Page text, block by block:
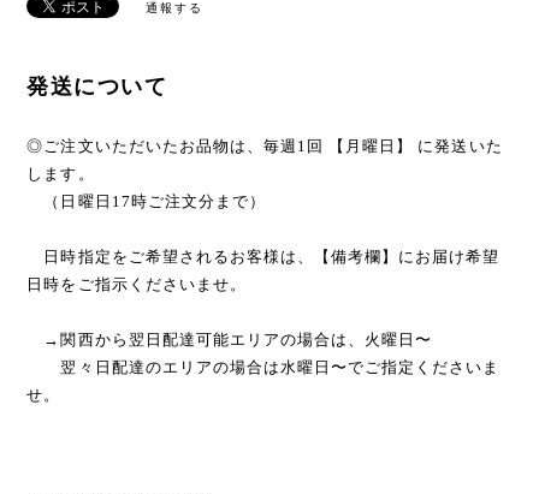
通報する
発送について
◎ご注文いただいたお品物は、毎週1回 【月曜日】 に発送いた
します。
（日曜日17時ご注文分まで）
日時指定をご希望されるお客様は、【備考欄】にお届け希望
日時をご指示くださいませ。
→関西から翌日配達可能エリアの場合は、火曜日〜
翌々日配達のエリアの場合は水曜日〜でご指定くださいま
せ。